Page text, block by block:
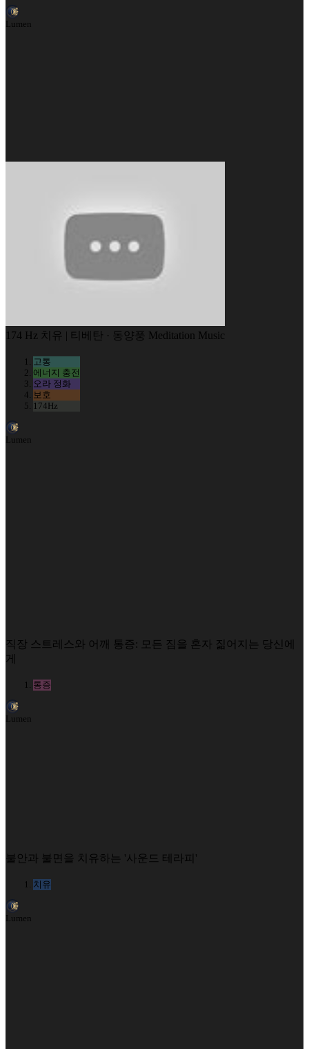
Lumen
174 Hz 치유 | 티베탄 · 동양풍 Meditation Music
고통
에너지 충전
오라 정화
보호
174Hz
Lumen
직장 스트레스와 어깨 통증: 모든 짐을 혼자 짊어지는 당신에
게
통증
Lumen
불안과 불면을 치유하는 '사운드 테라피'
치유
Lumen